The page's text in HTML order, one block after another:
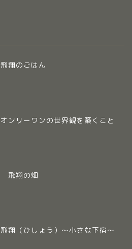
飛翔のごはん
オンリーワンの世界観を築くこと
飛翔の畑
飛翔（ひしょう）～小さな下宿～